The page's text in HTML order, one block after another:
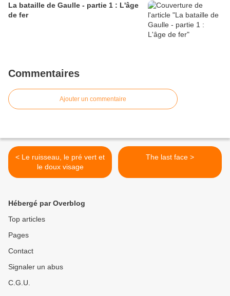
La bataille de Gaulle - partie 1 : L'âge
de fer
Commentaires
Ajouter un commentaire
< Le ruisseau, le pré vert et
le doux visage
The last face >
Hébergé par Overblog
Top articles
Pages
Contact
Signaler un abus
C.G.U.